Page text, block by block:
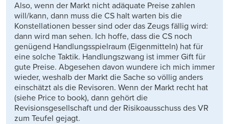
Also, wenn der Markt nicht adäquate Preise zahlen
will/kann, dann muss die CS halt warten bis die
Konstellationen besser sind oder das Zeugs fällig wird:
dann wird man sehen. Ich hoffe, dass die CS noch
genügend Handlungsspielraum (Eigenmitteln) hat für
eine solche Taktik. Handlungszwang ist immer Gift für
gute Preise. Abgesehen davon wundere ich mich immer
wieder, weshalb der Markt die Sache so völlig anders
einschätzt als die Revisoren. Wenn der Markt recht hat
(siehe Price to book), dann gehört die
Revisionsgesellschaft und der Risikoausschuss des VR
zum Teufel gejagt.